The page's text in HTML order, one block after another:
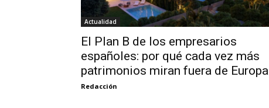
Actualidad
El Plan B de los empresarios
españoles: por qué cada vez más
patrimonios miran fuera de Europa
Redacción